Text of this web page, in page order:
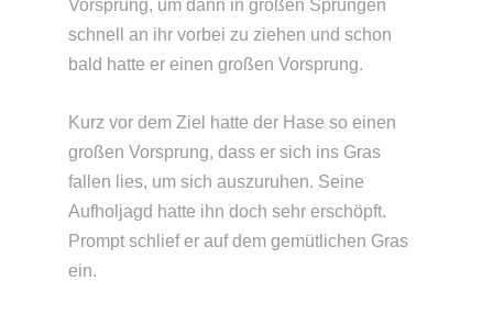
Vorsprung, um dann in großen Sprüngen
schnell an ihr vorbei zu ziehen und schon
bald hatte er einen großen Vorsprung.
Kurz vor dem Ziel hatte der Hase so einen
großen Vorsprung, dass er sich ins Gras
fallen lies, um sich auszuruhen. Seine
Aufholjagd hatte ihn doch sehr erschöpft.
Prompt schlief er auf dem gemütlichen Gras
ein.